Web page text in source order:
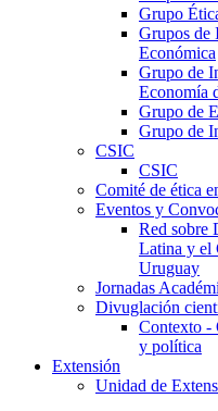
Grupo
Grupos de
Económica
Grupo de
Economía
Grupo de
Grupo de
CSIC
CSIC
Comité de ética
Eventos y
Red sobre
Latina y el
Uruguay
Jornadas
Divuglación
Contexto -
y política
Extensión
Unidad de